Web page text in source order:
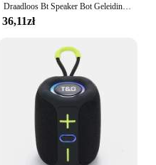
Draadloos Bt Speaker Bot Geleiding Speakers Mini Draagbare Luid Stereogeluid Ingebouwde Mic Klankkast Draagbaar Audio Apparaat
36,11zł